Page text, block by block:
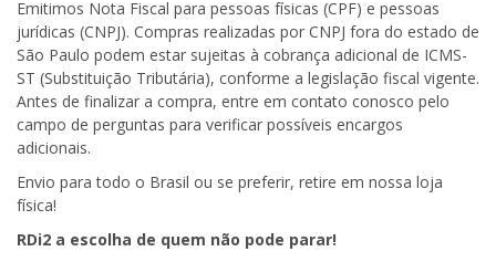
Emitimos Nota Fiscal para pessoas físicas (CPF) e pessoas
jurídicas (CNPJ). Compras realizadas por CNPJ fora do estado de
São Paulo podem estar sujeitas à cobrança adicional de ICMS-
ST (Substituição Tributária), conforme a legislação fiscal vigente.
Antes de finalizar a compra, entre em contato conosco pelo
campo de perguntas para verificar possíveis encargos
adicionais.
Envio para todo o Brasil ou se preferir, retire em nossa loja
física!
RDi2 a escolha de quem não pode parar!